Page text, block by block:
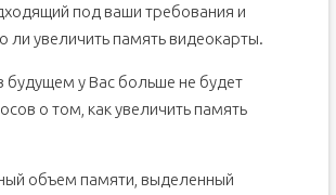
под ваши требования и
ли увеличить память видеокарты.
будущем у Вас больше не будет
о том, как увеличить память
объем памяти, выделенный